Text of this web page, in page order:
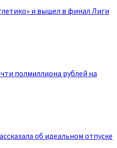
и вышел в финал Лиги
полмиллиона рублей на
об идеальном отпуске